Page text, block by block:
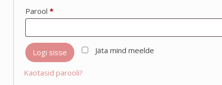
Parool *Nõutud
Jäta mind meelde
Logi sisse
Kaotasid parooli?